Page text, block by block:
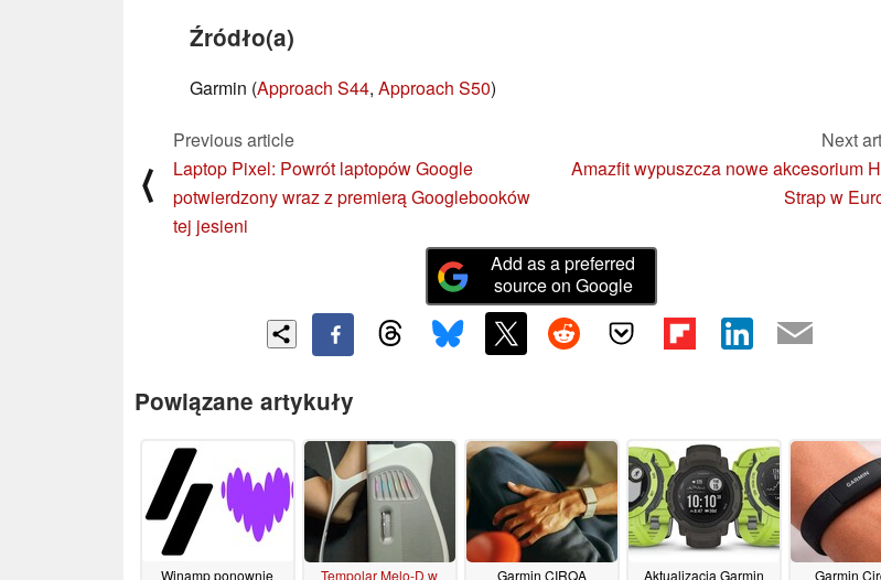
Źródło(a)
Garmin (Approach S44, Approach S50)
⟨
Previous article
Laptop Pixel: Powrót laptopów Google
potwierdzony wraz z premierą Googlebooków
tej jesieni
Next
Amazfit wypuszcza nowe akcesorium
Strap w
Add as a preferred
source on Google
Powiązane artykuły
Winamp ponownie
Tempolar Melo-D w
Garmin CIRQA
Aktualizacja Garmin
Garmin